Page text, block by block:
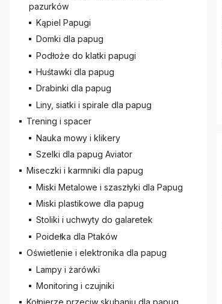
pazurków
Kąpiel Papugi
Domki dla papug
Podłoże do klatki papugi
Huśtawki dla papug
Drabinki dla papug
Liny, siatki i spirale dla papug
Trening i spacer
Nauka mowy i klikery
Szelki dla papug Aviator
Miseczki i karmniki dla papug
Miski Metalowe i szaszłyki dla Papug
Miski plastikowe dla papug
Stoliki i uchwyty do galaretek
Poidełka dla Ptaków
Oświetlenie i elektronika dla papug
Lampy i żarówki
Monitoring i czujniki